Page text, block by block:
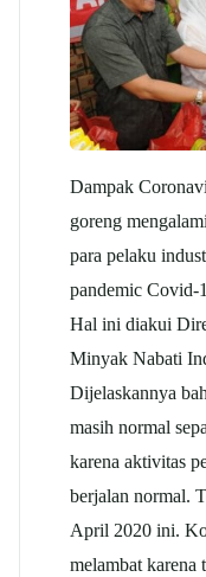
Dampak
goreng
para pelaku
pandemic Covid-
Hal ini diakui
Minyak Nabati
Dijelaskannya
masih normal
karena aktivitas
berjalan normal.
April 2020 ini.
melambat karena